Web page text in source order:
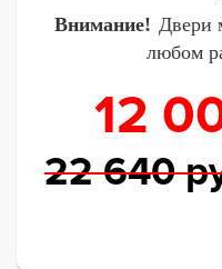
Внимание! Двери
любом
12
22 640